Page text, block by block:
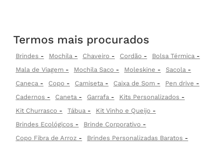
Termos mais procurados
Brindes Mochila Chaveiro Cordão
Bolsa Térmica
Mala de Viagem
Mochila Saco Moleskine
Sacola
Caneca
Copo Camiseta Caixa de Som
Pen drive
Cadernos
Caneta Garrafa
Kits Personalizados
Kit Churrasco
Tábua
Kit Vinho e Queijo
Brindes Ecológicos
Brinde Corporativo
Copo Fibra de Arroz
Brindes Personalizadas Baratos